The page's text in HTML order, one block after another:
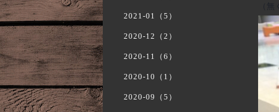
2021-01（5）
2020-12（2）
2020-11（6）
2020-10（1）
2020-09（5）